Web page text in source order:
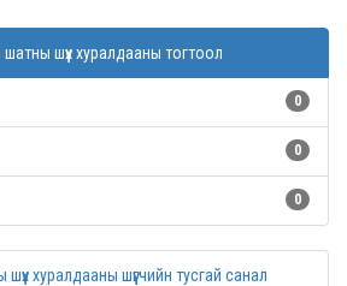
шүүх хуралдааны тогтоол
0
0
0
хуралдааны шүүгчийн тусгай санал